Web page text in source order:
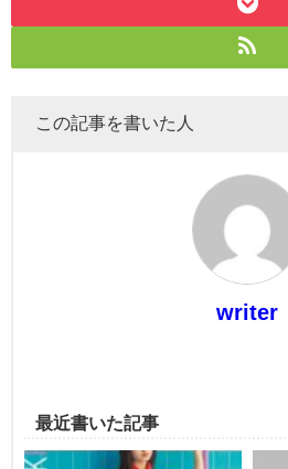
この記事を書いた人
writer
最近書いた記事